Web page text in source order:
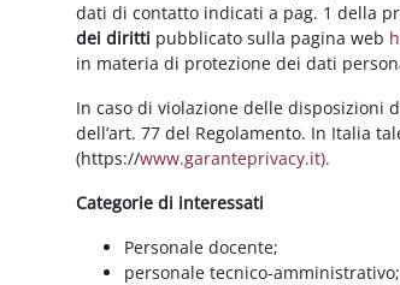
dati di contatto indicati a pag. 1 della
dei diritti pubblicato sulla pagina web
in materia di protezione dei dati
In caso di violazione delle disposizioni
dell’art. 77 del Regolamento. In Italia
(https://www.garanteprivacy.it).
Categorie di interessati
Personale docente;
personale tecnico-amministrativo;